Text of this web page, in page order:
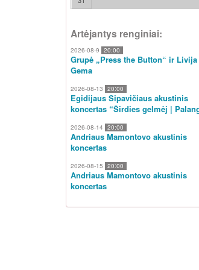
Artėjantys renginiai:
2026-08-9 20:00
Grupė „Press the Button“ ir Livija
Gema
2026-08-13 20:00
Egidijaus Sipavičiaus akustinis
koncertas “Širdies gelmėj |
2026-08-14 20:00
Andriaus Mamontovo akustinis
koncertas
2026-08-15 20:00
Andriaus Mamontovo akustinis
koncertas